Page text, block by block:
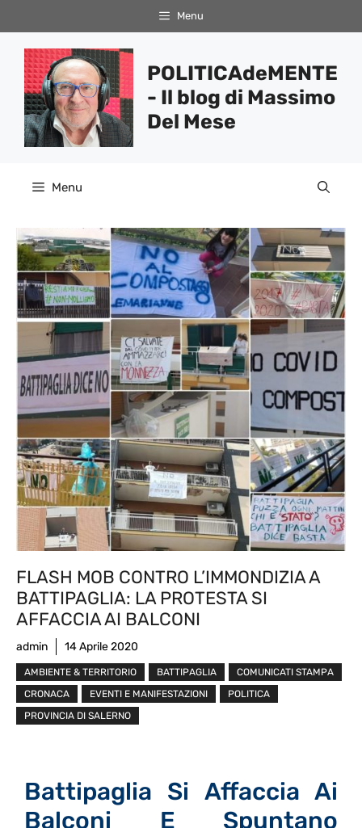
al
contenuto
Menu
POLITICAdeMENTE
- Il blog di Massimo
Del Mese
Menu
FLASH MOB CONTRO L’IMMONDIZIA A
BATTIPAGLIA: LA PROTESTA SI
AFFACCIA AI BALCONI
admin 14 Aprile 2020
AMBIENTE & TERRITORIO BATTIPAGLIA
COMUNICATI STAMPA
CRONACA
EVENTI E MANIFESTAZIONI
POLITICA
PROVINCIA DI SALERNO
Battipaglia Si Affaccia Ai
Balconi E Spuntano